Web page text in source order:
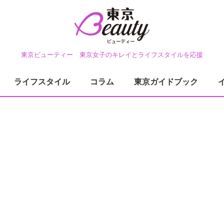
東京ビューティー 東京女子のキレイとライフスタイルを応援
ライフスタイル コラム 東京ガイドブック